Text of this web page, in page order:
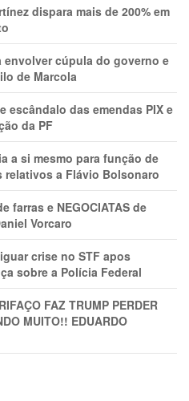
dispara mais de 200% em
envolver cúpula do governo e
de Marcola
escândalo das emendas PIX e
da PF
a si mesmo para função de
a Flávio Bolsonaro
farras e NEGOCIATAS de
Vorcaro
crise no STF apos
sobre a Polícia Federal
FAZ TRUMP PERDER
MUITO!! EDUARDO